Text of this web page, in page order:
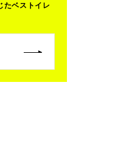
たベストイレ